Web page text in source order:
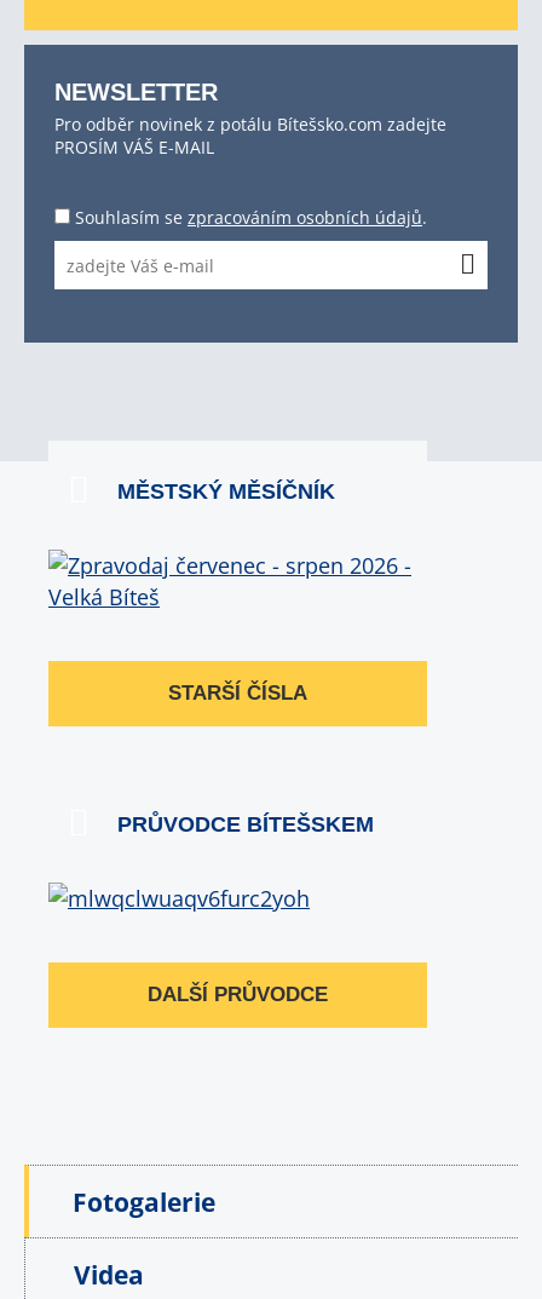
NEWSLETTER
Pro odběr novinek z potálu Bítešsko.com zadejte
PROSÍM VÁŠ E-MAIL
Souhlasím se zpracováním osobních údajů.
MĚSTSKÝ MĚSÍČNÍK
STARŠÍ ČÍSLA
PRŮVODCE BÍTEŠSKEM
DALŠÍ PRŮVODCE
Fotogalerie
Videa